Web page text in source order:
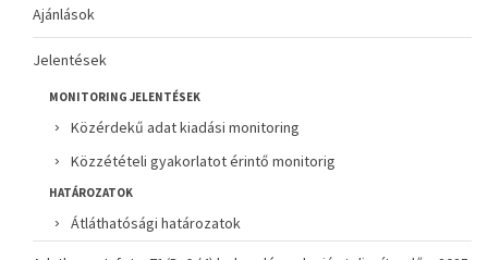
Ajánlások
Jelentések
MONITORING JELENTÉSEK
Közérdekű adat kiadási monitoring
Közzétételi gyakorlatot érintő monitorig
HATÁROZATOK
Átláthatósági határozatok